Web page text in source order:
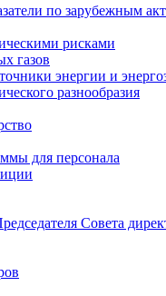
по зарубежным
рисками
газов
энергии и
разнообразия
для персонала
Совета